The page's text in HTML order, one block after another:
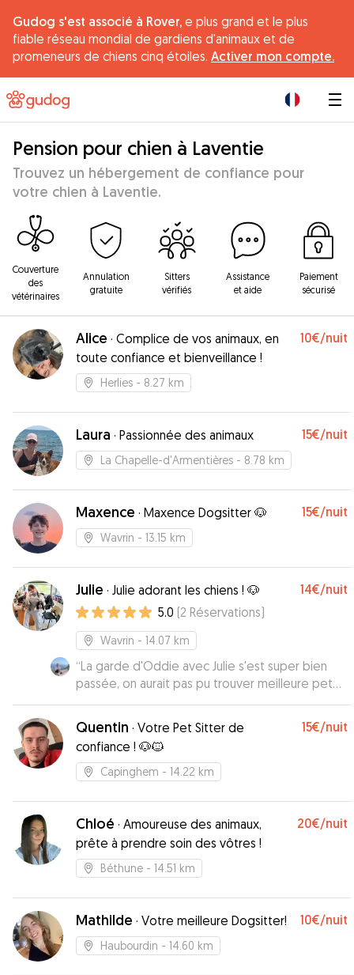
Gudog s'est associé à Rover, e plus grand et le plus
fiable réseau mondial de gardiens d'animaux et de
promeneurs de chiens cinq étoiles. Activer mon compte.
Pension pour chien à Laventie
Trouvez un hébergement de confiance pour
votre chien à Laventie.
Couverture
des
vétérinaires
Annulation
gratuite
Sitters
vérifiés
Assistance
et aide
Paiement
sécurisé
Alice · Complice de vos animaux, en
toute confiance et bienveillance !
10€/nuit
Herlies - 8.27 km
Laura · Passionnée des animaux 15€/nuit
La Chapelle-d'Armentières - 8.78 km
Maxence · Maxence Dogsitter 🐶 15€/nuit
Wavrin - 13.15 km
Julie · Julie adorant les chiens ! 🐶 14€/nuit
5.0 (2 Réservations)
Wavrin - 14.07 km
“La garde d'Oddie avec Julie s'est super bien
passée, on aurait pas pu trouver meilleure pet
sitter. Oddie a pu se promener tous les jours,
rencontrer d'autres chiens, elle est restée très
peu seule, elle a même pu aller à la plage. Merci
beaucoup Julie pour nous avoir permis de partir
en vacances sereinement.
Quentin · Votre Pet Sitter de
confiance ! 🐶🐱
15€/nuit
Capinghem - 14.22 km
Chloé · Amoureuse des animaux,
prête à prendre soin des vôtres !
20€/nuit
Béthune - 14.51 km
Mathilde · Votre meilleure Dogsitter! 10€/nuit
Haubourdin - 14.60 km